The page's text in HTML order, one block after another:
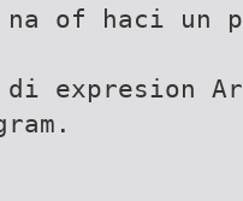
of haci un
di expresion